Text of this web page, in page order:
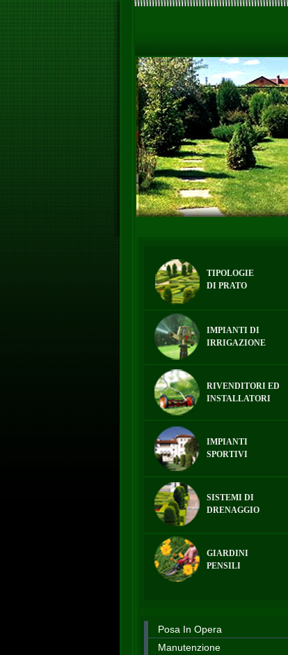
TIPOLOGIE
DI PRATO
IMPIANTI DI
IRRIGAZIONE
RIVENDITORI ED
INSTALLATORI
IMPIANTI
SPORTIVI
SISTEMI DI
DRENAGGIO
GIARDINI
PENSILI
Posa In Opera
Manutenzione